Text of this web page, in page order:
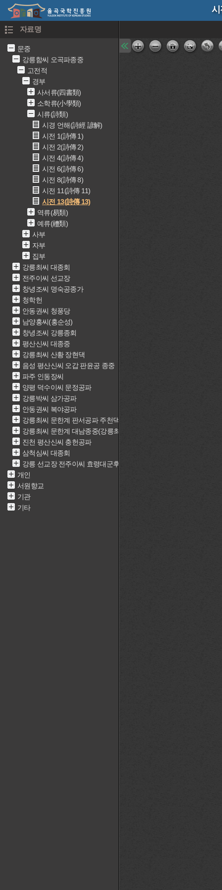
시
자료명
문중
강릉함씨 오곡파종중
고전적
경부
사서류(四書類)
소학류(小學類)
시류(詩類)
시경 언해(詩經 諺解)
시전 1(詩傳 1)
시전 2(詩傳 2)
시전 4(詩傳 4)
시전 6(詩傳 6)
시전 8(詩傳 8)
시전 11(詩傳 11)
시전 13(詩傳 13)
역류(易類)
예류(禮類)
사부
자부
집부
강릉최씨 대종회
전주이씨 선교장
창녕조씨 명숙공종가
청학헌
안동권씨 청풍당
남양홍씨(홍순성)
창녕조씨 강릉종회
평산신씨 대종중
강릉최씨 산황 장현댁
음성 평산신씨 오갑 판윤공 종중
파주 인동장씨
양평 덕수이씨 문정공파
강릉박씨 삼가공파
안동권씨 복야공파
강릉최씨 문한계 판서공파 주천댁(최근중)
강릉최씨 문한계 대남종중(강릉최씨 문한계 재실)
진천 평산신씨 충헌공파
삼척심씨 대종회
강릉 선교장 전주이씨 효령대군후손가
개인
서원향교
기관
기타